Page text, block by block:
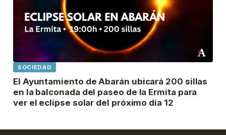
SOCIEDAD
El Ayuntamiento de Abarán ubicará 200 sillas
en la balconada del paseo de la Ermita para
ver el eclipse solar del próximo día 12